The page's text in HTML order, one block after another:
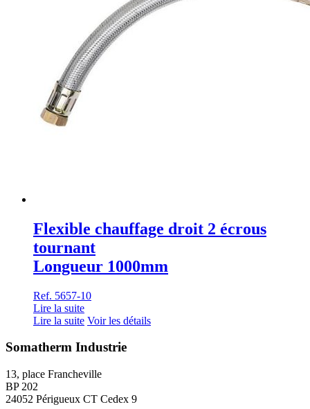
Flexible chauffage droit 2 écrous
tournant
Longueur 1000mm
Ref. 5657-10
Lire la suite
Lire la suite Voir les détails
Somatherm Industrie
13, place Francheville
BP 202
24052 Périgueux CT Cedex 9